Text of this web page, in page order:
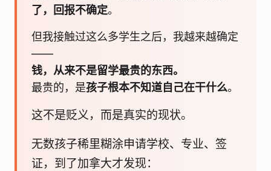
了，回报不确定。
但我接触过这么多学生之后，我越来越确定
——
钱，从来不是留学最贵的东西。
最贵的，是孩子根本不知道自己在干什么。
这不是贬义，而是真实的现状。
无数孩子稀里糊涂申请学校、专业、签
证，到了加拿大才发现：